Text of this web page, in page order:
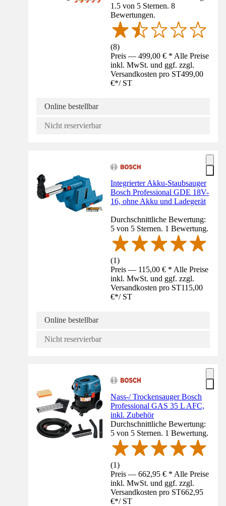
1.5 von 5 Sternen. 8
Bewertungen.
(8)
Preis — 499,00 € * Alle Preise
inkl. MwSt. und ggf. zzgl.
Versandkosten pro ST499,00
€*/ ST
Online bestellbar
Nicht reservierbar
Integrierter Akku-Staubsauger
Bosch Professional GDE 18V-
16, ohne Akku und Ladegerät
Durchschnittliche Bewertung:
5 von 5 Sternen. 1 Bewertung.
(1)
Preis — 115,00 € * Alle Preise
inkl. MwSt. und ggf. zzgl.
Versandkosten pro ST115,00
€*/ ST
Online bestellbar
Nicht reservierbar
Nass-/ Trockensauger Bosch
Professional GAS 35 L AFC,
inkl. Zubehör
Durchschnittliche Bewertung:
5 von 5 Sternen. 1 Bewertung.
(1)
Preis — 662,95 € * Alle Preise
inkl. MwSt. und ggf. zzgl.
Versandkosten pro ST662,95
€*/ ST